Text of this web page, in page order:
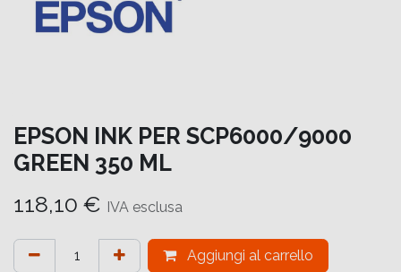
EPSON INK PER SCP6000/9000
GREEN 350 ML
118,10 € IVA esclusa
Aggiungi al carrello